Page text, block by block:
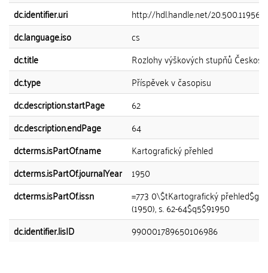
dc.identifier.uri
http://hdl.handle.net/20.500.11956/
dc.language.iso
cs
dc.title
Rozlohy výškových stupňů
dc.type
Příspěvek v časopisu
dc.description.startPage
62
dc.description.endPage
64
dcterms.isPartOf.name
Kartografický přehled
dcterms.isPartOf.journalYear
1950
dcterms.isPartOf.issn
=773 0\$tKartografický
(1950), s. 62-64$q5$91950
dc.identifier.lisID
990001789650106986